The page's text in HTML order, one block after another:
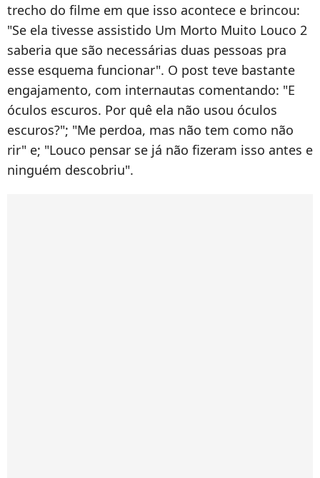
trecho do filme em que isso acontece e brincou:
"Se ela tivesse assistido Um Morto Muito Louco 2
saberia que são necessárias duas pessoas pra
esse esquema funcionar". O post teve bastante
engajamento, com internautas comentando: "E
óculos escuros. Por quê ela não usou óculos
escuros?"; "Me perdoa, mas não tem como não
rir" e; "Louco pensar se já não fizeram isso antes e
ninguém descobriu".